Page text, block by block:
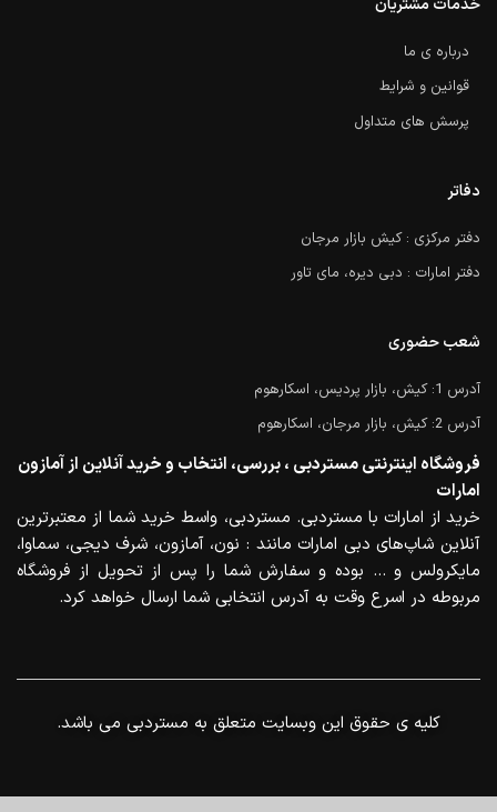
خدمات مشتریان
درباره ی ما
قوانین و شرایط
پرسش های متداول
دفاتر
دفتر مرکزی : کیش بازار مرجان
دفتر امارات : دبی دیره، مای تاور
شعب حضوری
آدرس 1: کیش، بازار پردیس، اسکارهوم
آدرس 2: کیش، بازار مرجان، اسکارهوم
فروشگاه اینترنتی مستردبی ، بررسی، انتخاب و خرید آنلاین از آمازون
امارات
خرید از امارات با مستردبی. مستردبی، واسط خرید شما از معتبرترین
آنلاین شاپ‌های دبی امارات مانند : نون، آمازون، شرف دیجی، سماوا،
مایکرولس و … بوده و سفارش شما را پس از تحویل از فروشگاه
مربوطه در اسرع وقت به آدرس انتخابی شما ارسال خواهد کرد.
.کلیه ی حقوق این وبسایت متعلق به مستردبی می باشد